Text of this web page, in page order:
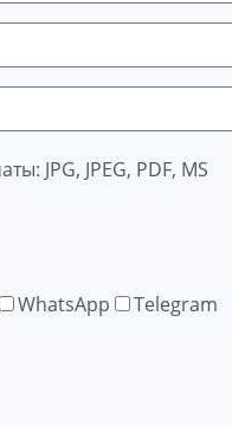
JPG, JPEG, PDF, MS
WhatsApp
Telegram